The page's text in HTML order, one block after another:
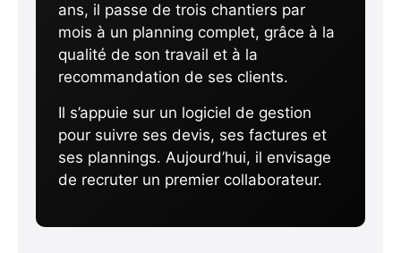
ans, il passe de trois chantiers par
mois à un planning complet, grâce à la
qualité de son travail et à la
recommandation de ses clients.
Il s’appuie sur un logiciel de gestion
pour suivre ses devis, ses factures et
ses plannings. Aujourd’hui, il envisage
de recruter un premier collaborateur.